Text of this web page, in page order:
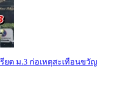
ยด ม.3 ก่อเหตุสะเทือนขวัญ